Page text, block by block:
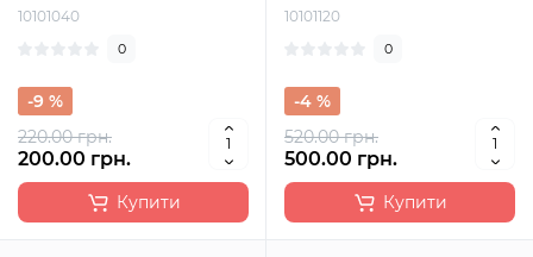
10101040
0
220.00 грн.
-9 %
200.00 грн.
Купити
10101120
0
520.00 грн.
-4 %
500.00 грн.
Купити